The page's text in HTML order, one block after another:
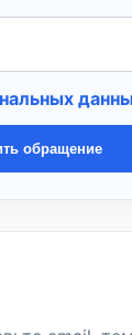
обращение